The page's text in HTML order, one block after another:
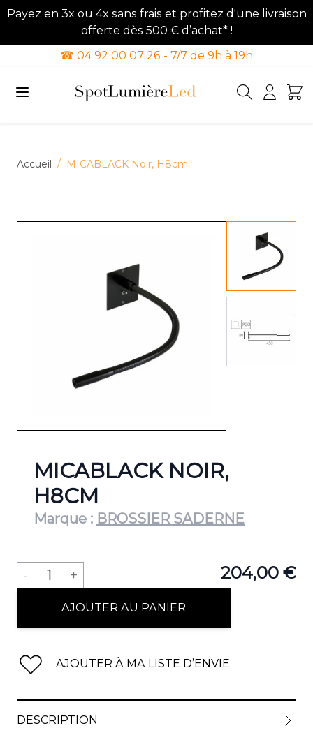
Payez en 3x ou 4x sans frais et profitez d'une livraison
offerte dès 500 € d’achat* !
☎ 04 92 00 07 26 - 7/7 de 9h à 19h
Accueil / MICABLACK Noir, H8cm
View
MICABLACK NOIR,
H8CM
Marque : BROSSIER SADERNE
204,00 €
Quantité
- 1 +
AJOUTER AU PANIER
AJOUTER À MA LISTE D’ENVIE
DESCRIPTION